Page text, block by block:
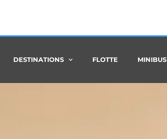
DESTINATIONS FLOTTE MINIBUS